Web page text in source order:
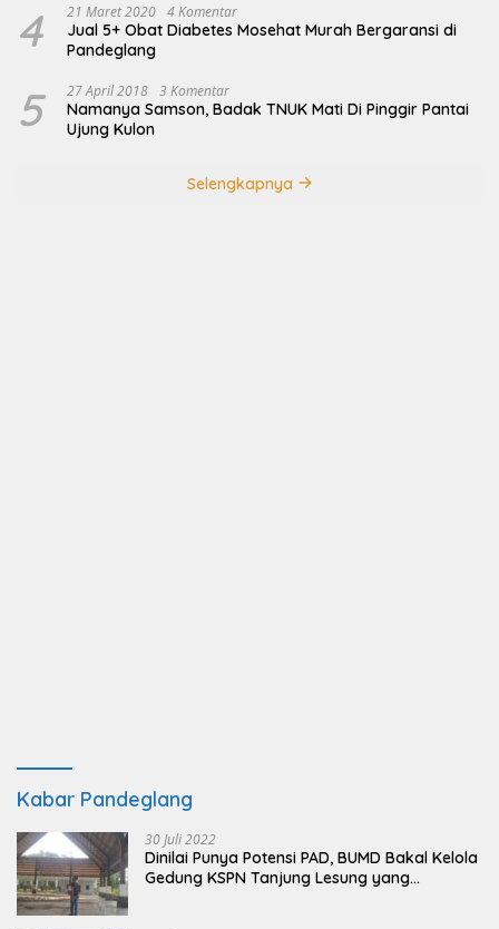
4 21 Maret 2020 4 Komentar
Jual 5+ Obat Diabetes Mosehat Murah Bergaransi di
Pandeglang
5 27 April 2018 3 Komentar
Namanya Samson, Badak TNUK Mati Di Pinggir Pantai
Ujung Kulon
Selengkapnya
Kabar Pandeglang
30 Juli 2022
Dinilai Punya Potensi PAD, BUMD Bakal Kelola
Gedung KSPN Tanjung Lesung yang